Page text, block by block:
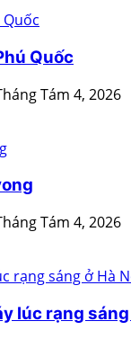
Quốc
Tám 4, 2026
Tám 4, 2026
lúc rạng sáng